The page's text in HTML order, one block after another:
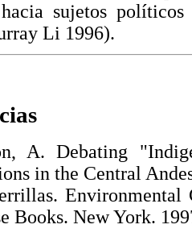
sujetos
Li 1996).
A. Debating
in the Central
Books. New York.